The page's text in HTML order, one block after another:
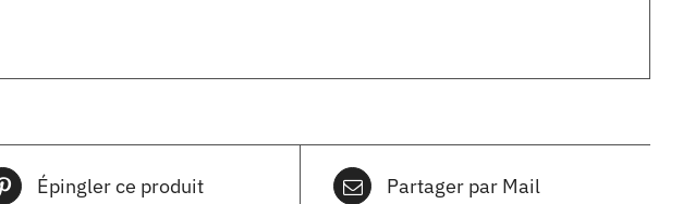
Épingler ce produit Partager par Mail